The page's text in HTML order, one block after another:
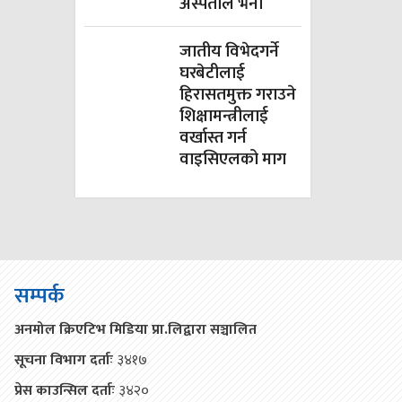
जातीय विभेदगर्ने
घरबेटीलाई
हिरासतमुक्त गराउने
शिक्षामन्त्रीलाई
वर्खास्त गर्न
वाइसिएलको माग
सम्पर्क
अनमोल क्रिएटिभ मिडिया प्रा.लिद्वारा सञ्चालित
सूचना विभाग दर्ताः३४१७
प्रेस काउन्सिल दर्ताः३४२०